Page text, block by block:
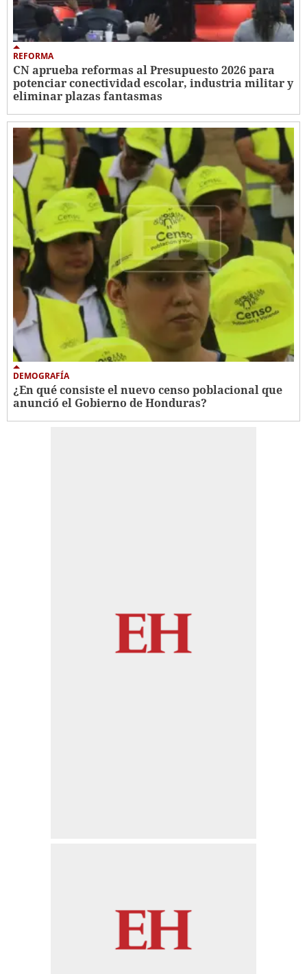
REFORMA
CN aprueba reformas al Presupuesto 2026 para
potenciar conectividad escolar, industria militar y
eliminar plazas fantasmas
DEMOGRAFÍA
¿En qué consiste el nuevo censo poblacional que
anunció el Gobierno de Honduras?